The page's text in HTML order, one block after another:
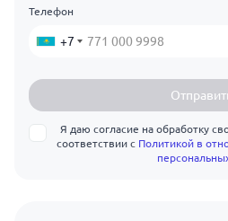
Телефон
+7
Я даю согласие на обработку
соответствии с Политикой в